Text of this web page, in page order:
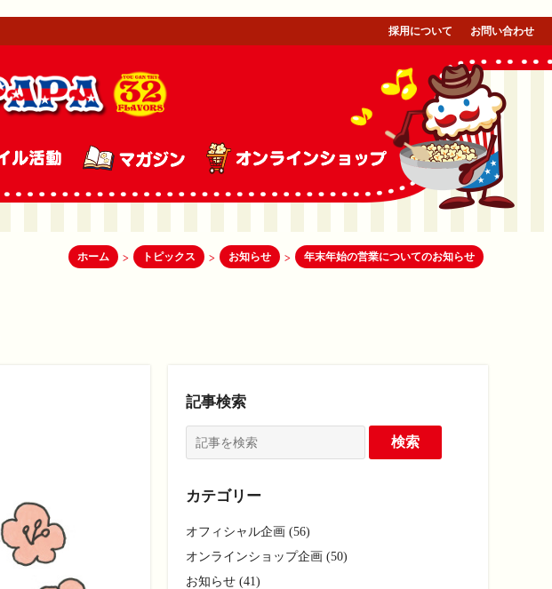
採用について お問い合わせ
ホーム > トピックス > お知らせ > 年末年始の営業についてのお知らせ
記事検索
カテゴリー
オフィシャル企画 (56)
オンラインショップ企画 (50)
お知らせ (41)